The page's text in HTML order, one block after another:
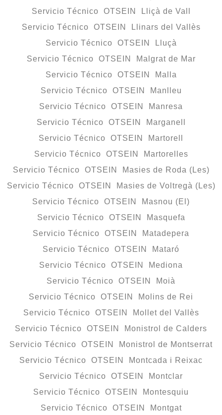
Servicio Técnico OTSEIN Lliçà de Vall
Servicio Técnico OTSEIN Llinars del Vallès
Servicio Técnico OTSEIN Lluçà
Servicio Técnico OTSEIN Malgrat de Mar
Servicio Técnico OTSEIN Malla
Servicio Técnico OTSEIN Manlleu
Servicio Técnico OTSEIN Manresa
Servicio Técnico OTSEIN Marganell
Servicio Técnico OTSEIN Martorell
Servicio Técnico OTSEIN Martorelles
Servicio Técnico OTSEIN Masies de Roda (Les)
Servicio Técnico OTSEIN Masies de Voltregà (Les)
Servicio Técnico OTSEIN Masnou (El)
Servicio Técnico OTSEIN Masquefa
Servicio Técnico OTSEIN Matadepera
Servicio Técnico OTSEIN Mataró
Servicio Técnico OTSEIN Mediona
Servicio Técnico OTSEIN Moià
Servicio Técnico OTSEIN Molins de Rei
Servicio Técnico OTSEIN Mollet del Vallès
Servicio Técnico OTSEIN Monistrol de Calders
Servicio Técnico OTSEIN Monistrol de Montserrat
Servicio Técnico OTSEIN Montcada i Reixac
Servicio Técnico OTSEIN Montclar
Servicio Técnico OTSEIN Montesquiu
Servicio Técnico OTSEIN Montgat